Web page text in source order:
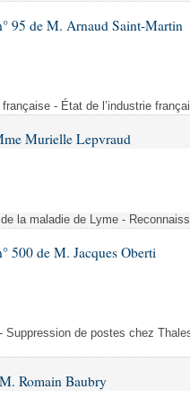
95 de M. Arnaud Saint-Martin
- État de l’industrie
Murielle Lepvraud
la maladie de Lyme -
500 de M. Jacques Oberti
Suppression de postes chez
Romain Baubry